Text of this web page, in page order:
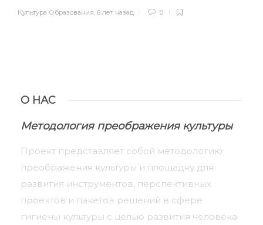
Культура Образования 6 лет назад 0
О НАС
Методология преображения культуры
Проект представляет собой методологию
преображения культуры и площадку для
развития инструментов, перспективных
проектов и пакетов решений в сфере
гигиены культуры с целью развития человека